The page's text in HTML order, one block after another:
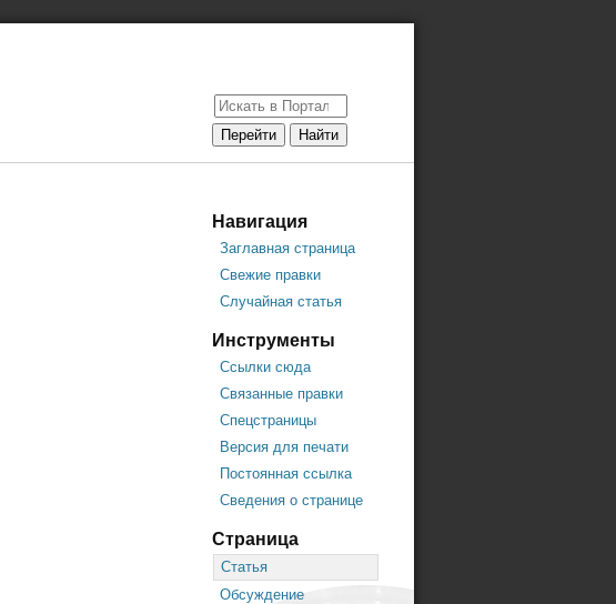
Навигация
Заглавная страница
Свежие правки
Случайная статья
Инструменты
Ссылки сюда
Связанные правки
Спецстраницы
Версия для печати
Постоянная ссылка
Сведения о странице
Страница
Статья
Обсуждение